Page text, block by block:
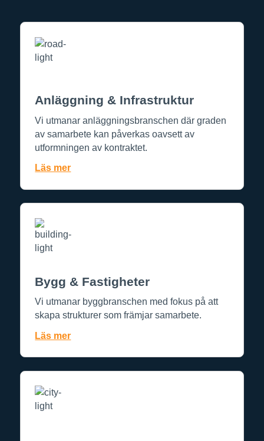
Anläggning & Infrastruktur
Vi utmanar anläggningsbranschen där graden
av samarbete kan påverkas oavsett av
utformningen av kontraktet.​
Läs mer
Bygg & Fastigheter
Vi utmanar byggbranschen med fokus på att
skapa strukturer som främjar samarbete.
Läs mer